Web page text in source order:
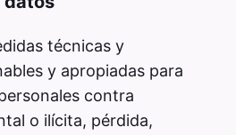
técnicas y
y apropiadas para
contra
o ilícita, pérdida,